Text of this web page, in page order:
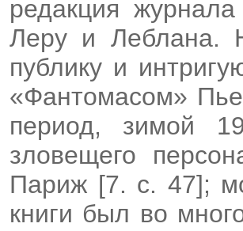
редакция
Леру и Леблана.
публику и
«Фантомасом»
период, зимой
зловещего
Париж [7. с. 47];
книги был во